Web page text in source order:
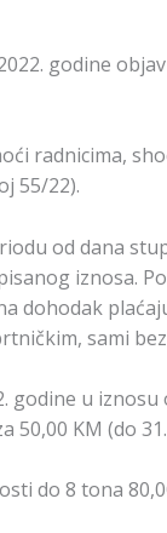
godine
radnicima,
55/22).
od dana
iznosa.
dohodak
sami
godine u iznosu
KM (do
do 8 tona